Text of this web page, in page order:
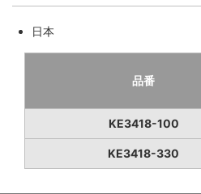
日本
品番
KE3418-100
KE3418-330